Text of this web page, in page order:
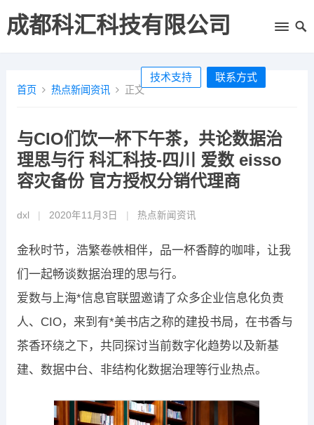
成都科汇科技有限公司
技术支持 联系方式
首页 热点新闻资讯 正文
与CIO们饮一杯下午茶，共论数据治
理思与行 科汇科技-四川 爱数 eisso
容灾备份 官方授权分销代理商
dxl 2020年11月3日 热点新闻资讯
金秋时节，浩繁卷帙相伴，品一杯香醇的咖啡，让我
们一起畅谈数据治理的思与行。
爱数与上海*信息官联盟邀请了众多企业信息化负责
人、CIO，来到有*美书店之称的建投书局，在书香与
茶香环绕之下，共同探讨当前数字化趋势以及新基
建、数据中台、非结构化数据治理等行业热点。